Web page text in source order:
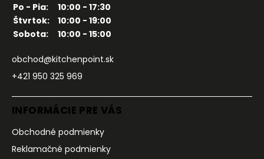
Po - Pia:
10:00 - 17:30
Štvrtok:
10:00 - 19:00
Sobota:
10:00 - 15:00
obchod@kitchenpoint.sk
+421 950 325 969
INFORMÁCIE PRE VÁS
Obchodné podmienky
Reklamačné podmienky